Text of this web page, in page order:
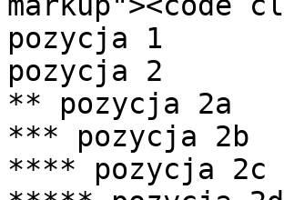
pozycja 1
pozycja 2
** pozycja 2a
*** pozycja 2b
**** pozycja 2c